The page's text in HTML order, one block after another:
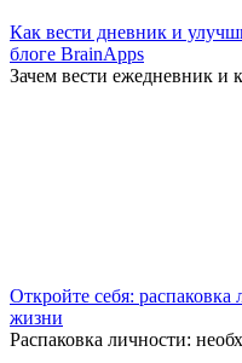
Как вести дневник и
блоге BrainApps
Зачем вести ежедневник и
Откройте себя:
жизни
Распаковка личности: